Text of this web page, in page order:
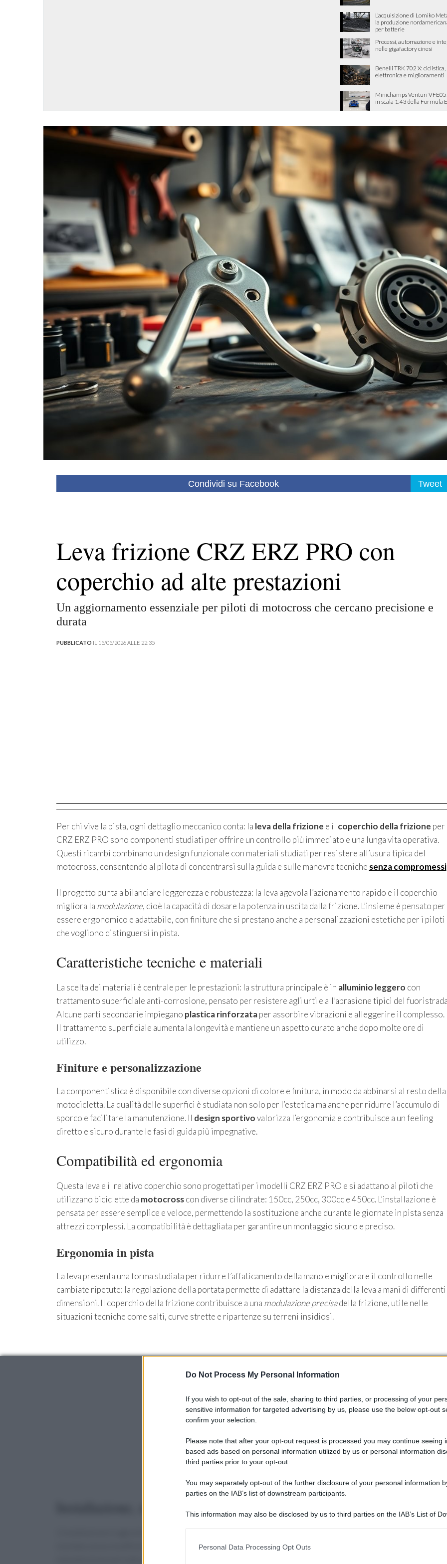
Do Not Process My Personal Information
If you wish to opt-out of the sale, sharing to third parties, or processing of your
sensitive information for targeted advertising by us, please use the below opt-out
confirm your selection.
Please note that after your opt-out request is processed you may continue seeing
based ads based on personal information utilized by us or personal information
third parties prior to your opt-out.
You may separately opt-out of the further disclosure of your personal information
parties on the IAB’s list of downstream participants.
This information may also be disclosed by us to third parties on the IAB’s List of
information including but not limited to your visit or usage behaviour. You may
Personal Data Processing Opt Outs
L’acquisizione di Lomiko
la produzione
per batterie
Processi, automazione e
nelle gigafactory cinesi
Benelli TRK 702 X:
elettronica e miglioramenti
Minichamps Venturi
in scala 1:43 della Formula E
Condividi su Facebook Tweet
Leva frizione CRZ ERZ PRO con
coperchio ad alte prestazioni
Un aggiornamento essenziale per piloti di motocross che cercano precisione e
durata
PUBBLICATO IL 15/05/2026 ALLE 22:35
Per chi vive la pista, ogni dettaglio meccanico conta: la leva della frizione e il coperchio della frizione per
CRZ ERZ PRO sono componenti studiati per offrire un controllo più immediato e una lunga vita operativa.
Questi ricambi combinano un design funzionale con materiali studiati per resistere all’usura tipica del
motocross, consentendo al pilota di concentrarsi sulla guida e sulle manovre tecniche senza compromessi
Il progetto punta a bilanciare leggerezza e robustezza: la leva agevola l’azionamento rapido e il coperchio
migliora la modulazione, cioè la capacità di dosare la potenza in uscita dalla frizione. L’insieme è pensato per
essere ergonomico e adattabile, con finiture che si prestano anche a personalizzazioni estetiche per i piloti
che vogliono distinguersi in pista.
Caratteristiche tecniche e materiali
La scelta dei materiali è centrale per le prestazioni: la struttura principale è in alluminio leggero con
trattamento superficiale anti-corrosione, pensato per resistere agli urti e all’abrasione tipici del
Alcune parti secondarie impiegano plastica rinforzataper assorbire vibrazioni e alleggerire il complesso.
Il trattamento superficiale aumenta la longevità e mantiene un aspetto curato anche dopo molte ore di
utilizzo.
Finiture e personalizzazione
La componentistica è disponibile con diverse opzioni di colore e finitura, in modo da abbinarsi al resto della
motocicletta. La qualità delle superfici è studiata non solo per l’estetica ma anche per ridurre l’accumulo di
sporco e facilitare la manutenzione. Il design sportivovalorizza l’ergonomia e contribuisce a un feeling
diretto e sicuro durante le fasi di guida più impegnative.
Compatibilità ed ergonomia
Questa leva e il relativo coperchio sono progettati per i modelli CRZ ERZ PRO e si adattano ai piloti che
utilizzano biciclette da motocrosscon diverse cilindrate: 150cc, 250cc, 300cc e 450cc. L’installazione è
pensata per essere semplice e veloce, permettendo la sostituzione anche durante le giornate in pista senza
attrezzi complessi. La compatibilità è dettagliata per garantire un montaggio sicuro e preciso.
Ergonomia in pista
La leva presenta una forma studiata per ridurre l’affaticamento della mano e migliorare il controllo nelle
cambiate ripetute: la regolazione della portata permette di adattare la distanza della leva a mani di differenti
dimensioni. Il coperchio della frizione contribuisce a una modulazione precisadella frizione, utile nelle
situazioni tecniche come salti, curve strette e ripartenze su terreni insidiosi.
Installazione, manutenzione e durata
L’installazione è agevole e supportata da istruzioni chiare; la componente è stata progettata per essere
montata senza modifiche strutturali alla moto. Per preservare la durata del sistema si consiglia una